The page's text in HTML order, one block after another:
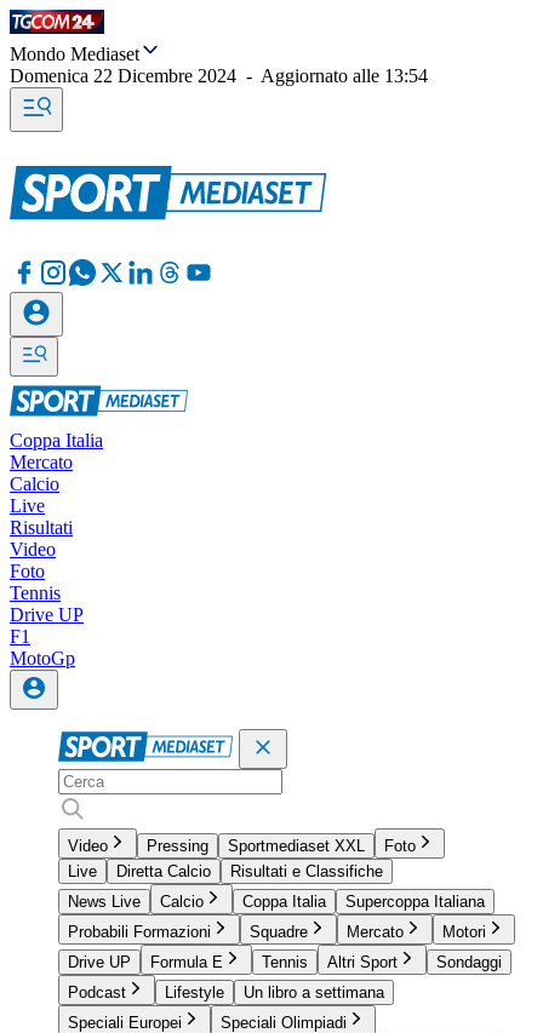
Mondo Mediaset
Domenica 22 Dicembre 2024 - Aggiornato alle 13:54
Coppa Italia
Mercato
Calcio
Live
Risultati
Video
Foto
Tennis
Drive UP
F1
MotoGp
Video Pressing Sportmediaset XXL
Foto
Live
Diretta Calcio
Risultati e Classifiche
News Live
Calcio Coppa Italia
Supercoppa Italiana
Probabili Formazioni
Squadre Mercato
Motori
Drive UP
Formula E Tennis Altri Sport
Sondaggi
Podcast
Lifestyle
Un libro a settimana
Speciali Europei
Speciali Olimpiadi